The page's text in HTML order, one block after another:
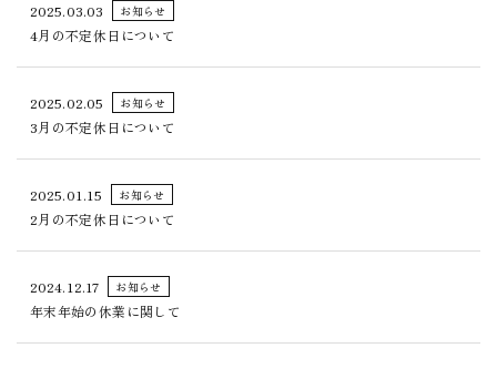
2025.03.03 お知らせ
4月の不定休日について
2025.02.05 お知らせ
3月の不定休日について
2025.01.15 お知らせ
2月の不定休日について
2024.12.17 お知らせ
年末年始の休業に関して